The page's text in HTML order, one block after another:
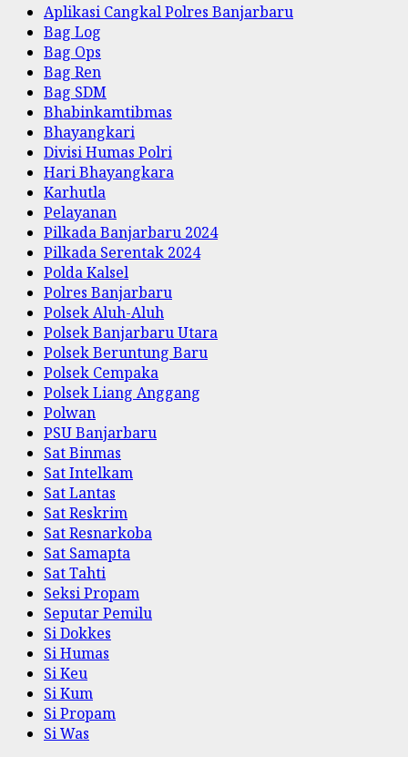
Aplikasi Cangkal Polres Banjarbaru
Bag Log
Bag Ops
Bag Ren
Bag SDM
Bhabinkamtibmas
Bhayangkari
Divisi Humas Polri
Hari Bhayangkara
Karhutla
Pelayanan
Pilkada Banjarbaru 2024
Pilkada Serentak 2024
Polda Kalsel
Polres Banjarbaru
Polsek Aluh-Aluh
Polsek Banjarbaru Utara
Polsek Beruntung Baru
Polsek Cempaka
Polsek Liang Anggang
Polwan
PSU Banjarbaru
Sat Binmas
Sat Intelkam
Sat Lantas
Sat Reskrim
Sat Resnarkoba
Sat Samapta
Sat Tahti
Seksi Propam
Seputar Pemilu
Si Dokkes
Si Humas
Si Keu
Si Kum
Si Propam
Si Was